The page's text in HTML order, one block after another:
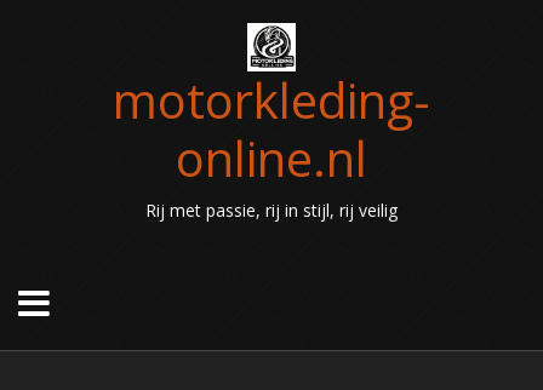
motorkleding-
online.nl
Rij met passie, rij in stijl, rij veilig